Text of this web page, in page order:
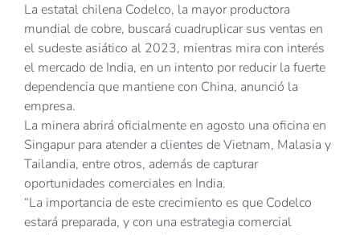
La estatal chilena Codelco, la mayor productora
mundial de cobre, buscará cuadruplicar sus ventas en
el sudeste asiático al 2023, mientras mira con interés
el mercado de India, en un intento por reducir la fuerte
dependencia que mantiene con China, anunció la
empresa.
La minera abrirá oficialmente en agosto una oficina en
Singapur para atender a clientes de Vietnam, Malasia y
Tailandia, entre otros, además de capturar
oportunidades comerciales en India.
“La importancia de este crecimiento es que Codelco
estará preparada, y con una estrategia comercial